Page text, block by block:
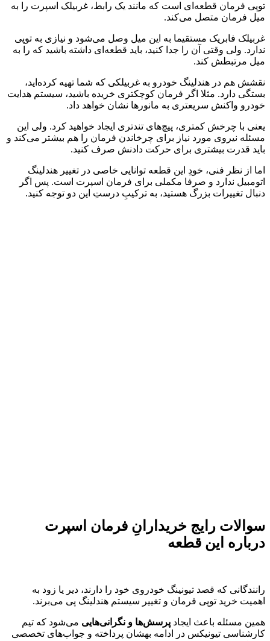
توپی فرمان قطعه‌ای است که مانند یک رابط، غربیلک اسپرت را به
میل فرمان متصل می‌کند.
غربیلک فابریک مستقیما به این میل وصل می‌شود و نیازی به توپی
ندارد. ولی وقتی آن را جدا کنید، باید قطعه‌ای داشته باشید که را به
میل مرتبطش کند.
نقشش هم در هندلینگ خودرو به غربیلکی که شما تهیه کرده‌اید،
بستگی دارد. مثلا اگر فرمان کوچکتری خریده باشید، سیستم هدایت
خودرو واکنش سریعتری به مانورها نشان خواهد داد.
یعنی با چرخش کمتری، پیچ‌های تندتری ایجاد خواهید کرد. ولی این
مسئله نیروی مورد نیاز برای چرخاندن فرمان را هم بیشتر می‌کند و
باید قدرت بیشتری برای حرکت دادنش صرف کنید.
اما از نظر فنی، خودِ این قطعه توانایی خاصی در تغییر هندلینگ
اتومبیل ندارد و صرفا مکملی برای فرمان اسپرت است. پس اگر
دنبال تغییرات بزرگ هستید، به ترکیبِ درستِ این دو توجه کنید.
سوالات رایج خریدارانِ فرمان اسپرت
درباره این قطعه
رانندگانی که قصد تیونینگ خودروی خود را دارند، دیر یا زود به
اهمیت خرید توپی فرمان و تغییر سیستم هندلینگ پی می‌برند.
همین مسئله باعث ایجاد پرسش‌ها و نگرانی‌هایی می‌شود که تیم
کارشناسی تیونیکس در ادامه بهشان پرداخته و جواب‌های تخصصی